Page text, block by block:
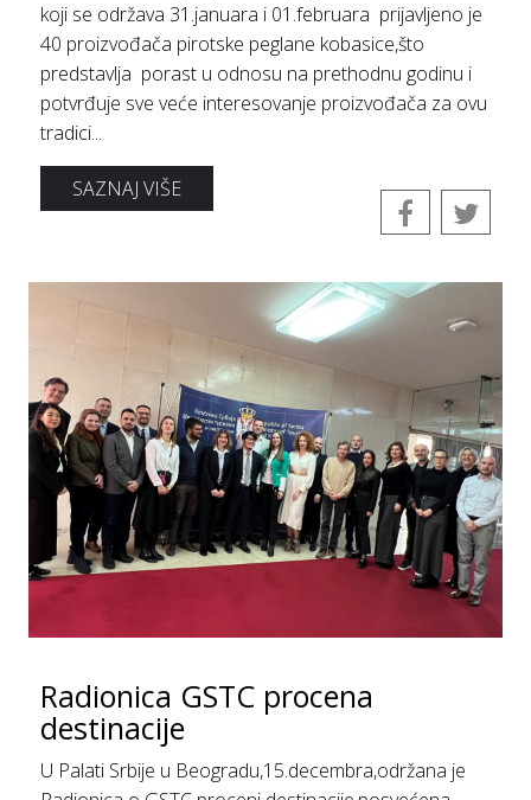
koji se održava 31.januara i 01.februara prijavljeno je
40 proizvođača pirotske peglane kobasice,što
predstavlja porast u odnosu na prethodnu godinu i
potvrđuje sve veće interesovanje proizvođača za ovu
tradici...
SAZNAJ VIŠE
Radionica GSTC procena
destinacije
U Palati Srbije u Beogradu,15.decembra,održana je